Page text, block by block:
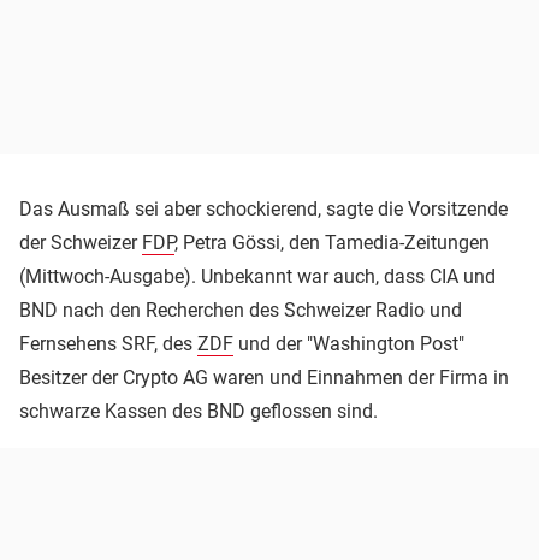
Das Ausmaß sei aber schockierend, sagte die Vorsitzende
der Schweizer FDP, Petra Gössi, den Tamedia-Zeitungen
(Mittwoch-Ausgabe). Unbekannt war auch, dass CIA und
BND nach den Recherchen des Schweizer Radio und
Fernsehens SRF, des ZDF und der "Washington Post"
Besitzer der Crypto AG waren und Einnahmen der Firma in
schwarze Kassen des BND geflossen sind.